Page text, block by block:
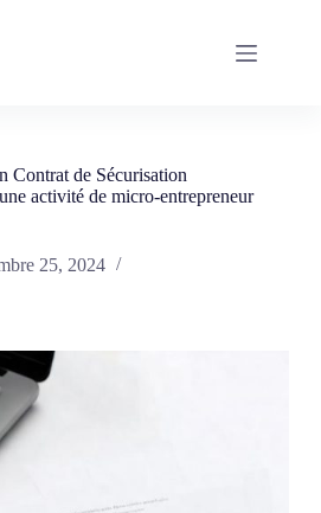
Contrat de Sécurisation
activité de micro-entrepreneur
25, 2024